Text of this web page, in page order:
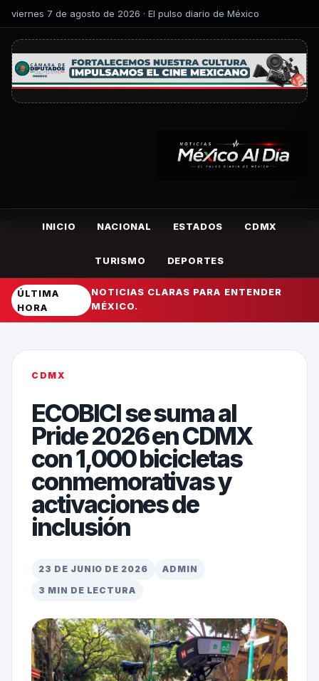
viernes 7 de agosto de 2026 · El pulso diario de México
INICIO NACIONAL ESTADOS CDMX
TURISMO DEPORTES
ÚLTIMA
HORA
NOTICIAS CLARAS PARA ENTENDER
MÉXICO.
CDMX
ECOBICI se suma al
Pride 2026 en CDMX
con 1,000 bicicletas
conmemorativas y
activaciones de
inclusión
23 DE JUNIO DE 2026
ADMIN
3 MIN DE LECTURA